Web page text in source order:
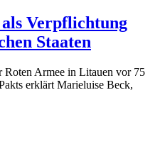
als Verpflichtung
Staaten
Roten Armee in Litauen vor 75
erklärt Marieluise Beck,